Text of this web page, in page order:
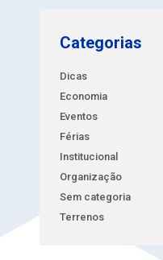
Categorias
Dicas
Economia
Eventos
Férias
Institucional
Organização
Sem categoria
Terrenos